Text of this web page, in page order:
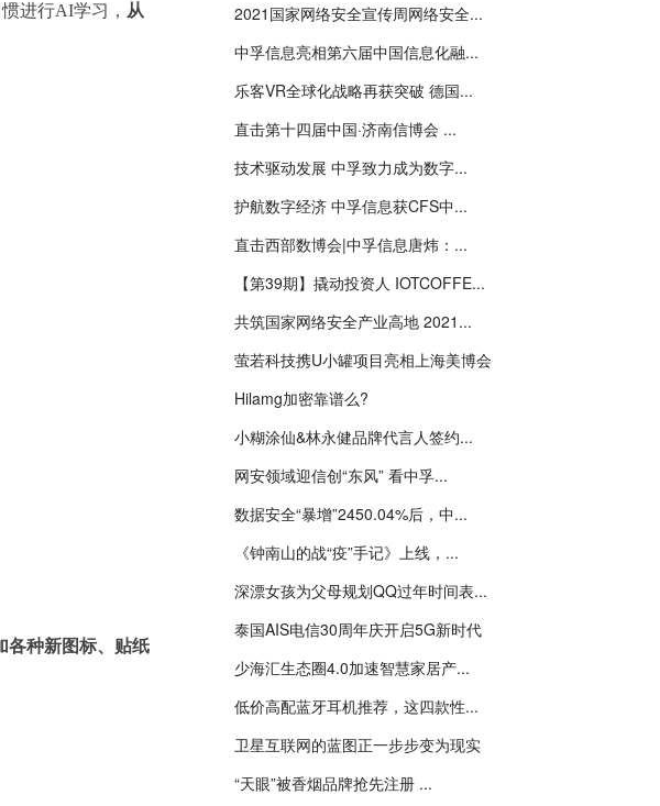
进行AI学习， 从
各种新图标、贴纸
2021国家网络安全宣传周网络安全...
中孚信息亮相第六届中国信息化融...
乐客VR全球化战略再获突破 德国...
直击第十四届中国·济南信博会 ...
技术驱动发展 中孚致力成为数字...
护航数字经济 中孚信息获CFS中...
直击西部数博会|中孚信息唐炜：...
【第39期】撬动投资人 IOTCOFFE...
共筑国家网络安全产业高地 2021...
萤若科技携U小罐项目亮相上海美博会
Hilamg加密靠谱么?
小糊涂仙&林永健品牌代言人签约...
网安领域迎信创“东风” 看中孚...
数据安全“暴增”2450.04%后，中...
《钟南山的战“疫”手记》上线，...
深漂女孩为父母规划QQ过年时间表...
泰国AIS电信30周年庆开启5G新时代
少海汇生态圈4.0加速智慧家居产...
低价高配蓝牙耳机推荐，这四款性...
卫星互联网的蓝图正一步步变为现实
“天眼”被香烟品牌抢先注册 ...